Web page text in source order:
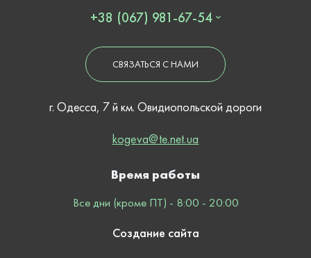
+38 (067) 981-67-54
СВЯЗАТЬСЯ С НАМИ
г. Одесса, 7 й км. Овидиопольской дороги
kogeva@te.net.ua
Время работы
Все дни (кроме ПТ) - 8:00 - 20:00
Создание сайта